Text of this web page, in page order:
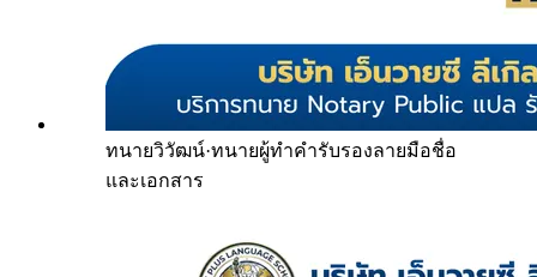
ทนายวิวัฒน์·ทนายผู้ทำคำรับรองลายมือชื่อ
และเอกสาร